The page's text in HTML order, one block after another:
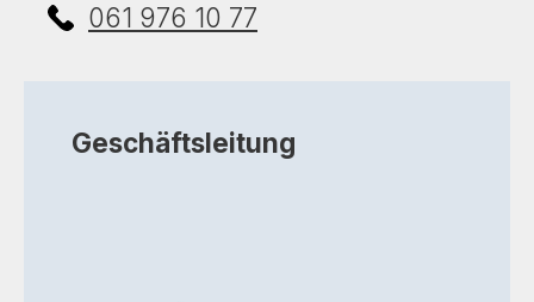
061 976 10 77
Geschäftsleitung